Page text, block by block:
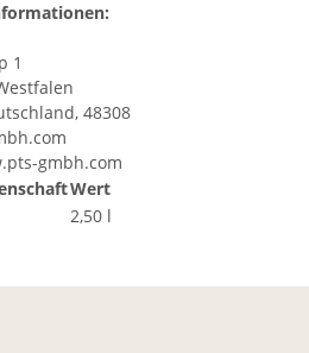
1
48308
gmbh.com
Wert
2,50 l